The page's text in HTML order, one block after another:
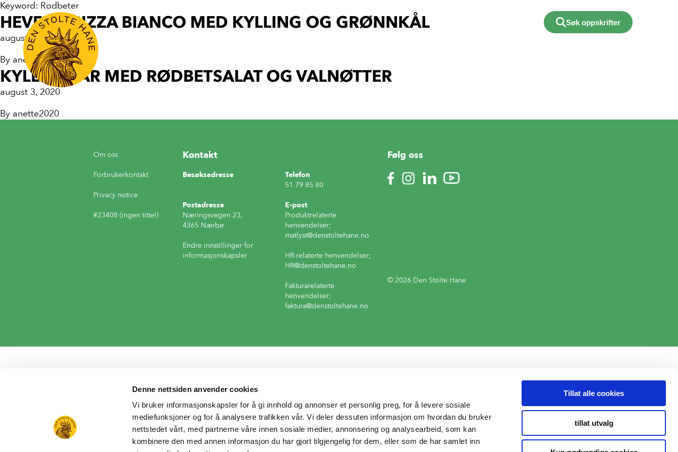
Denne nettsiden anvender cookies
Vi bruker informasjonskapsler for å gi innhold og annonser et personlig preg, for å levere sosiale
mediefunksjoner og for å analysere trafikken vår. Vi deler dessuten informasjon om hvordan du bruker
nettstedet vårt, med partnerne våre innen sosiale medier, annonsering og analysearbeid, som kan
kombinere den med annen informasjon du har gjort tilgjengelig for dem, eller som de har samlet inn
Tillat alle cookies
tillat utvalg
Søk oppskrifter
Keyword: Rødbeter
HEVEFRI PIZZA BIANCO MED KYLLING OG GRØNNKÅL
august 11, 2020
By anette2020
KYLLINGLÅR MED RØDBETSALAT OG VALNØTTER
august 3, 2020
By anette2020
Om oss
Forbrukerkontakt
Privacy notice
#23408 (ingen tittel)
Kontakt
Besøksadresse
Telefon
51 79 85 80
Postadresse
Næringsvegen 23,
4365 Nærbø
Endre innstillinger for
informasjonskapsler
E-post
Produktrelaterte
henvendelser;
matlyst@denstoltehane.no
HR-relaterte henvendelser;
HR@denstoltehane.no
Fakturarelaterte
henvendelser;
faktura@denstoltehane.no
Følg oss
© 2026 Den Stolte Hane